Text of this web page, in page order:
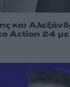
και
Action 24